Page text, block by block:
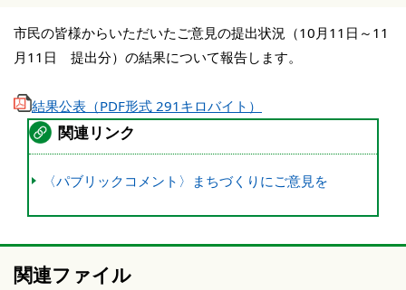
市民の皆様からいただいたご意見の提出状況（10月11日～11
月11日 提出分）の結果について報告します。
結果公表（PDF形式 291キロバイト）
関連リンク
〈パブリックコメント〉まちづくりにご意見を
関連ファイル